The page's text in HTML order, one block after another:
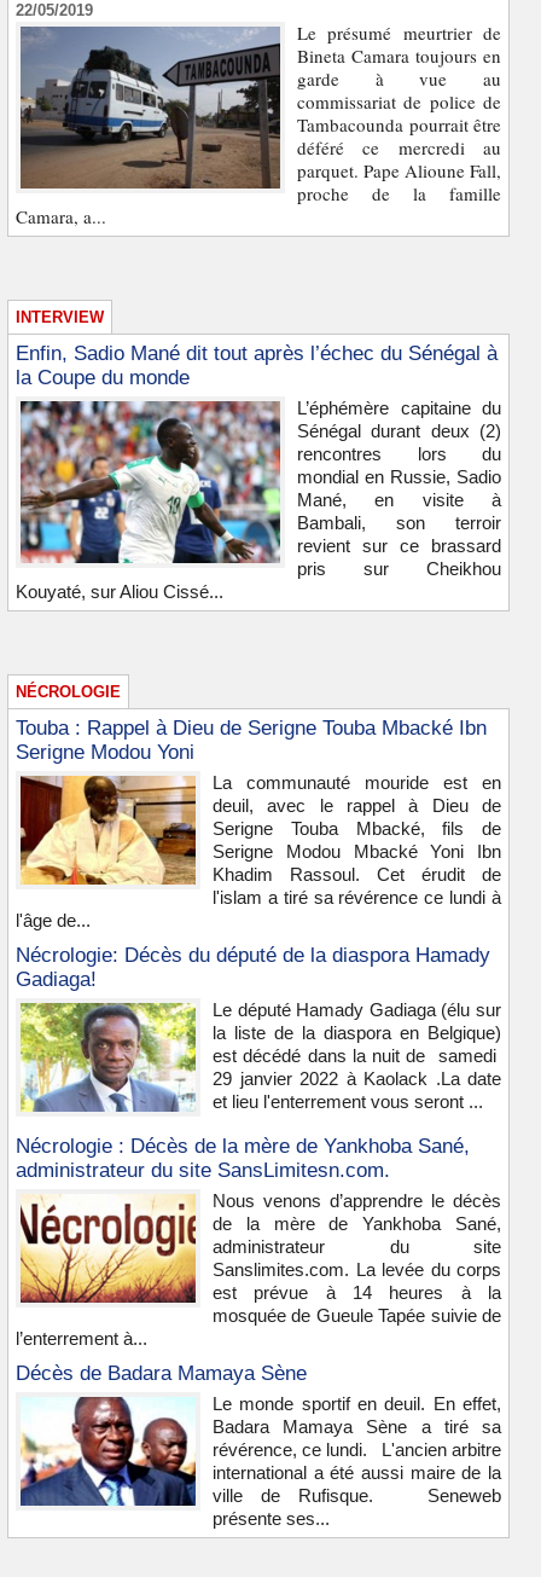
22/05/2019
Le présumé meurtrier de
Bineta Camara toujours en
garde à vue au
commissariat de police de
Tambacounda pourrait être
déféré ce mercredi au
parquet. Pape Alioune Fall,
proche de la famille
Camara, a...
INTERVIEW
Enfin, Sadio Mané dit tout après l’échec du Sénégal à
la Coupe du monde
L’éphémère capitaine du
Sénégal durant deux (2)
rencontres lors du
mondial en Russie, Sadio
Mané, en visite à
Bambali, son terroir
revient sur ce brassard
pris sur Cheikhou
Kouyaté, sur Aliou Cissé...
NÉCROLOGIE
Touba : Rappel à Dieu de Serigne Touba Mbacké Ibn
Serigne Modou Yoni
La communauté mouride est en
deuil, avec le rappel à Dieu de
Serigne Touba Mbacké, fils de
Serigne Modou Mbacké Yoni Ibn
Khadim Rassoul. Cet érudit de
l'islam a tiré sa révérence ce lundi à
l'âge de...
Nécrologie: Décès du député de la diaspora Hamady
Gadiaga!
Le député Hamady Gadiaga (élu sur
la liste de la diaspora en Belgique)
est décédé dans la nuit de samedi
29 janvier 2022 à Kaolack .La date
et lieu l'enterrement vous seront ...
Nécrologie : Décès de la mère de Yankhoba Sané,
administrateur du site SansLimitesn.com.
Nous venons d’apprendre le décès
de la mère de Yankhoba Sané,
administrateur du site
Sanslimites.com. La levée du corps
est prévue à 14 heures à la
mosquée de Gueule Tapée suivie de
l’enterrement à...
Décès de Badara Mamaya Sène
Le monde sportif en deuil. En effet,
Badara Mamaya Sène a tiré sa
révérence, ce lundi. L'ancien arbitre
international a été aussi maire de la
ville de Rufisque. Seneweb
présente ses...